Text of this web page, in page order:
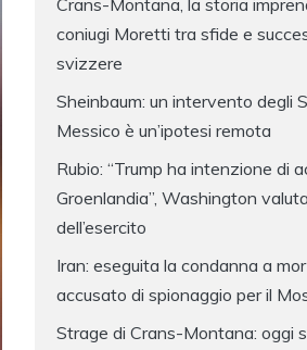
Crans-Montana, la storia
coniugi Moretti tra sfide e
svizzere
Sheinbaum: un intervento degli
Messico è un’ipotesi remota
Rubio: “Trump ha intenzione di
Groenlandia”, Washington valuta
dell’esercito
Iran: eseguita la condanna a
accusato di spionaggio per il
Strage di Crans-Montana: oggi